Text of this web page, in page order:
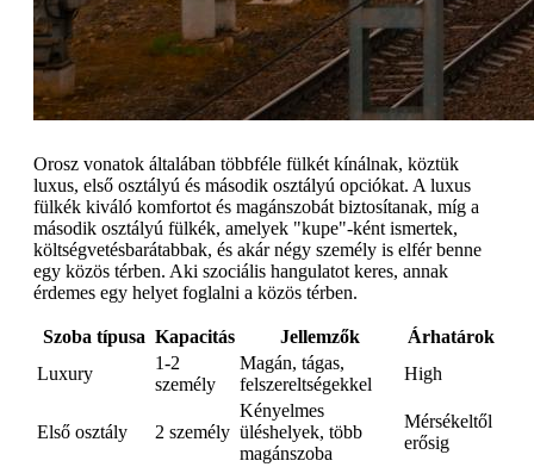
Orosz vonatok általában többféle fülkét kínálnak, köztük
luxus, első osztályú és második osztályú opciókat. A luxus
fülkék kiváló komfortot és magánszobát biztosítanak, míg a
második osztályú fülkék, amelyek "kupe"-ként ismertek,
költségvetésbarátabbak, és akár négy személy is elfér benne
egy közös térben. Aki szociális hangulatot keres, annak
érdemes egy helyet foglalni a közös térben.
Szoba típusa Kapacitás Jellemzők
Árhatárok
Luxury
1-2
személy
Magán, tágas,
felszereltségekkel
High
Első osztály 2 személy
Kényelmes
üléshelyek, több
magánszoba
Mérsékeltől
erősig